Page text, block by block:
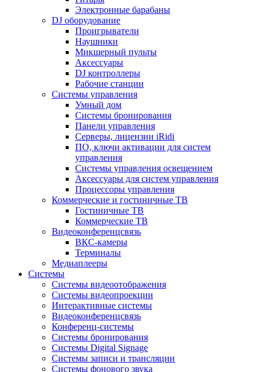
Электронные барабаны
DJ оборудование
Проигрыватели
Наушники
Микшерный пульты
Аксессуары
DJ контроллеры
Рабочие станции
Системы управления
Умный дом
Системы бронирования
Панели управления
Серверы, лицензии iRidi
ПО, ключи активации для систем
управления
Системы управления освещением
Аксессуары для систем управления
Процессоры управления
Коммерческие и гостиничные ТВ
Гостиничные ТВ
Коммерческие ТВ
Видеоконференцсвязь
ВКС-камеры
Терминалы
Медиаплееры
Системы
Системы видеоотображения
Системы видеопроекции
Интерактивные системы
Видеоконференцсвязь
Конференц-системы
Системы бронирования
Системы Digital Signage
Системы записи и трансляции
Системы фонового звука